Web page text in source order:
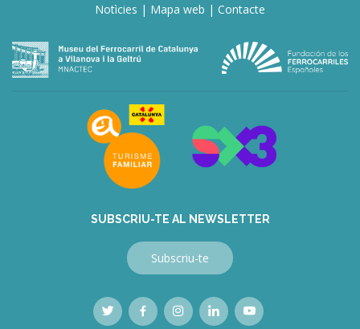
Notìcies | Mapa web | Contacte
deneme
bonusu
SUBSCRIU-TE AL NEWSLETTER
Subscriu-te